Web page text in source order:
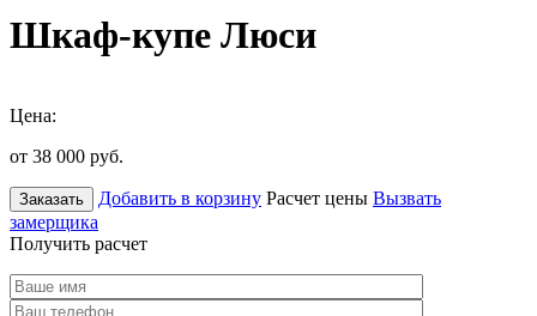
Шкаф-купе Люси
Цена:
от 38 000 руб.
Заказать Добавить в корзину Расчет цены Вызвать
замерщика
Получить расчет